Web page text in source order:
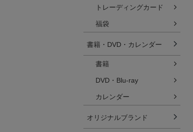
トレーディングカード
福袋
書籍・DVD・カレンダー
書籍
DVD・Blu-ray
カレンダー
オリジナルブランド